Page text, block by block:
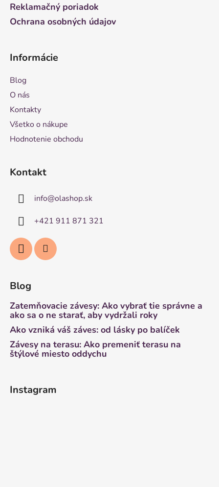
Reklamačný poriadok
Ochrana osobných údajov
Informácie
Blog
O nás
Kontakty
Všetko o nákupe
Hodnotenie obchodu
Kontakt
info@olashop.sk
+421 911 871 321
Blog
Zatemňovacie závesy: Ako vybrať tie správne a
ako sa o ne starať, aby vydržali roky
Ako vzniká váš záves: od lásky po balíček
Závesy na terasu: Ako premeniť terasu na
štýlové miesto oddychu
Instagram